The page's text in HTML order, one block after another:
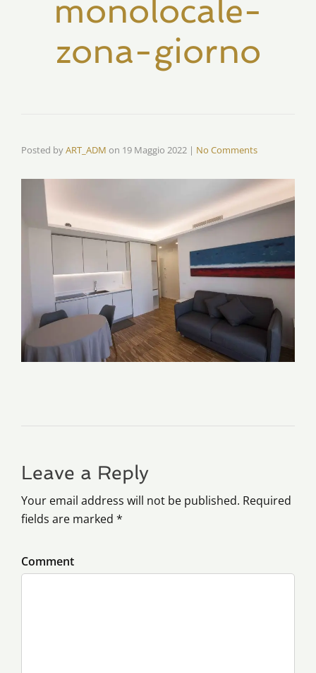
monolocale-
zona-giorno
Posted byART_ADM on 19 Maggio 2022 | No Comments
Leave a Reply
Your email address will not be published. Required
fields are marked *
Comment